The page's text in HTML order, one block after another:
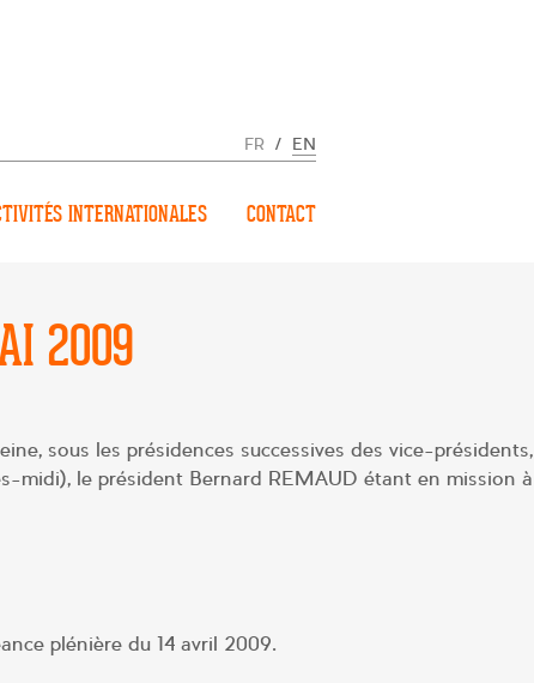
FR / EN
INTERNATIONALES CONTACT
2009
sous les présidences successives des vice-présidents,
midi), le président Bernard REMAUD étant en mission à
plénière du 14 avril 2009.